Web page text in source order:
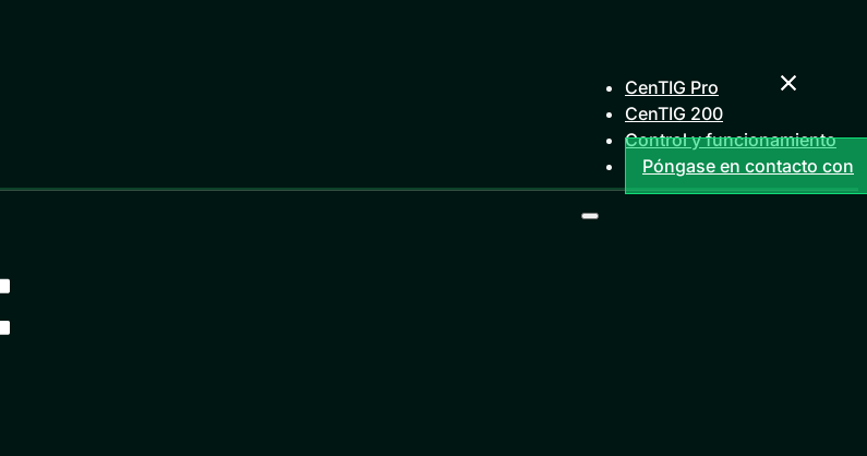
CenTIG Pro
CenTIG 200
Control y funcionamiento
Póngase en contacto con